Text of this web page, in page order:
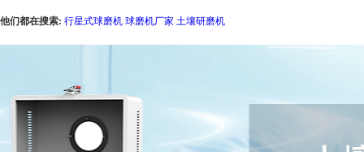
他们都在搜索: 行星式球磨机 球磨机厂家 土壤研磨机